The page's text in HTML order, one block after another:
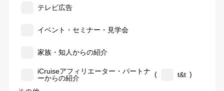
テレビ広告
イベント・セミナー・見学会
家族・知人からの紹介
iCruiseアフィリエーター・パートナ
ーからの紹介
( t&t )